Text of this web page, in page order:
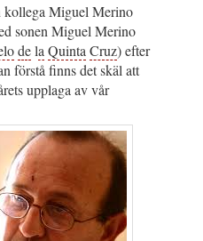
kollega Miguel Merino
sonen Miguel Merino
dela Quinta Cruz) efter
förstå finns det skäl att
upplaga av vår